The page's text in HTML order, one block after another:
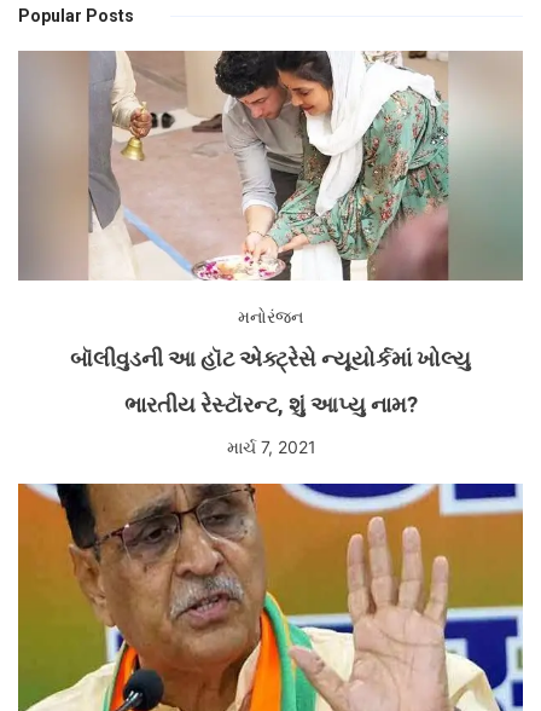
Popular Posts
મનોરંજન
બૉલીવુડની આ હૉટ એક્ટ્રેસે ન્યૂયોર્કમાં ખોલ્યુ
ભારતીય રેસ્ટૉરન્ટ, શું આપ્યુ નામ?
માર્ચ 7, 2021